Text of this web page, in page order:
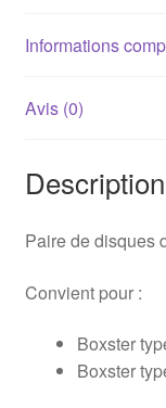
Informations
Avis (0)
Description
Paire de disques
Convient pour :
Boxster
Boxster